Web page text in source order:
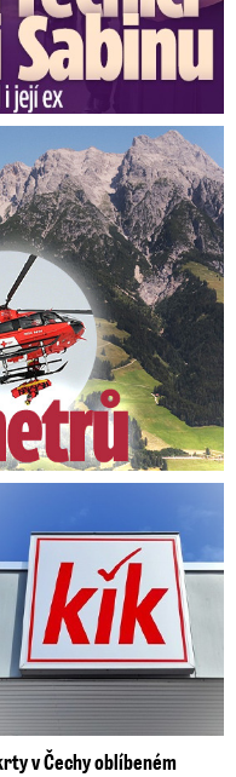
při túře s rodiči
v Čechy oblíbeném